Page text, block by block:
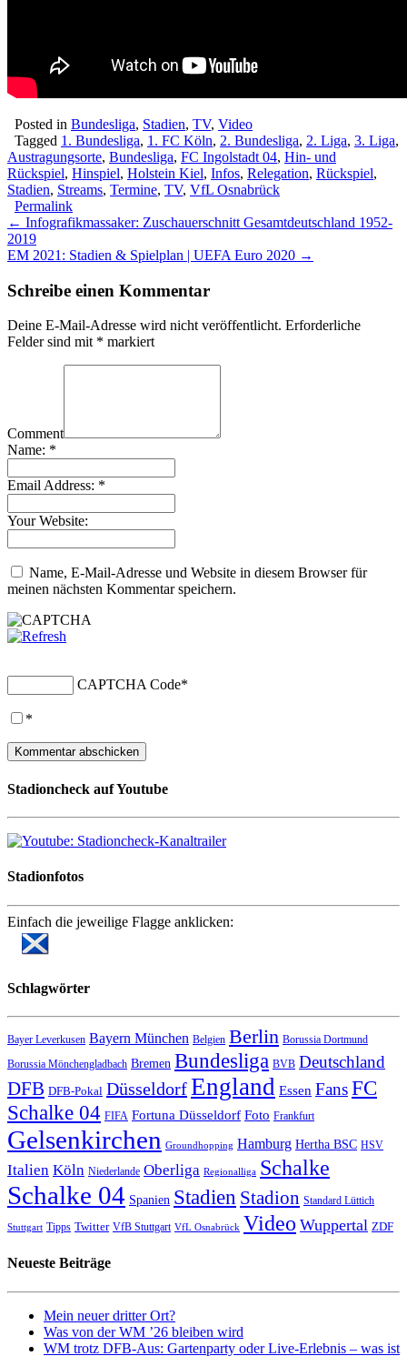
Posted in Bundesliga, Stadien, TV, Video
Tagged 1. Bundesliga, 1. FC Köln, 2. Bundesliga, 2. Liga, 3. Liga,
Austragungsorte, Bundesliga, FC Ingolstadt 04, Hin- und
Rückspiel, Hinspiel, Holstein Kiel, Infos, Relegation, Rückspiel,
Stadien, Streams, Termine, TV, VfL Osnabrück
Permalink
Post
navigation
← Infografikmassaker: Zuschauerschnitt Gesamtdeutschland 1952-
2019
EM 2021: Stadien & Spielplan | UEFA Euro 2020 →
Schreibe einen Kommentar
Deine E-Mail-Adresse wird nicht veröffentlicht. Erforderliche
Felder sind mit * markiert
Comment
Name: *
Email Address: *
Your Website:
Name, E-Mail-Adresse und Website in diesem Browser für
meinen nächsten Kommentar speichern.
CAPTCHA Code*
*
Stadioncheck auf Youtube
Stadionfotos
Einfach die jeweilige Flagge anklicken:
Schlagwörter
Bayer Leverkusen Bayern München Belgien Berlin Borussia Dortmund
Borussia Mönchengladbach Bremen Bundesliga BVB Deutschland
DFB DFB-Pokal DüsseldorfEngland Essen FansFC
Schalke 04 FIFA Fortuna Düsseldorf Foto Frankfurt
Gelsenkirchen Groundhopping Hamburg Hertha BSC HSV
Italien Köln Niederlande Oberliga Regionalliga Schalke
Schalke 04 Spanien Stadien Stadion Standard Lüttich
Stuttgart Tipps Twitter VfB Stuttgart VfL Osnabrück Video Wuppertal ZDF
Neueste Beiträge
Mein neuer dritter Ort?
Was von der WM ’26 bleiben wird
WM trotz DFB-Aus: Gartenparty oder Live-Erlebnis – was ist